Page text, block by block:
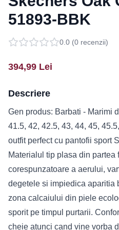
51893-BBK
0.0 (0 recenzii)
394,99 Lei
Descriere
Gen produs: Barbati - Marimi
41.5, 42, 42.5, 43, 44, 45,
outfit perfect cu pantofii sport
Materialul tip plasa din
corespunzatoare a aerului,
degetele si impiedica aparitia
zona calcaiului din piele
sporit pe timpul purtarii.
cheie atunci cand vine vorba